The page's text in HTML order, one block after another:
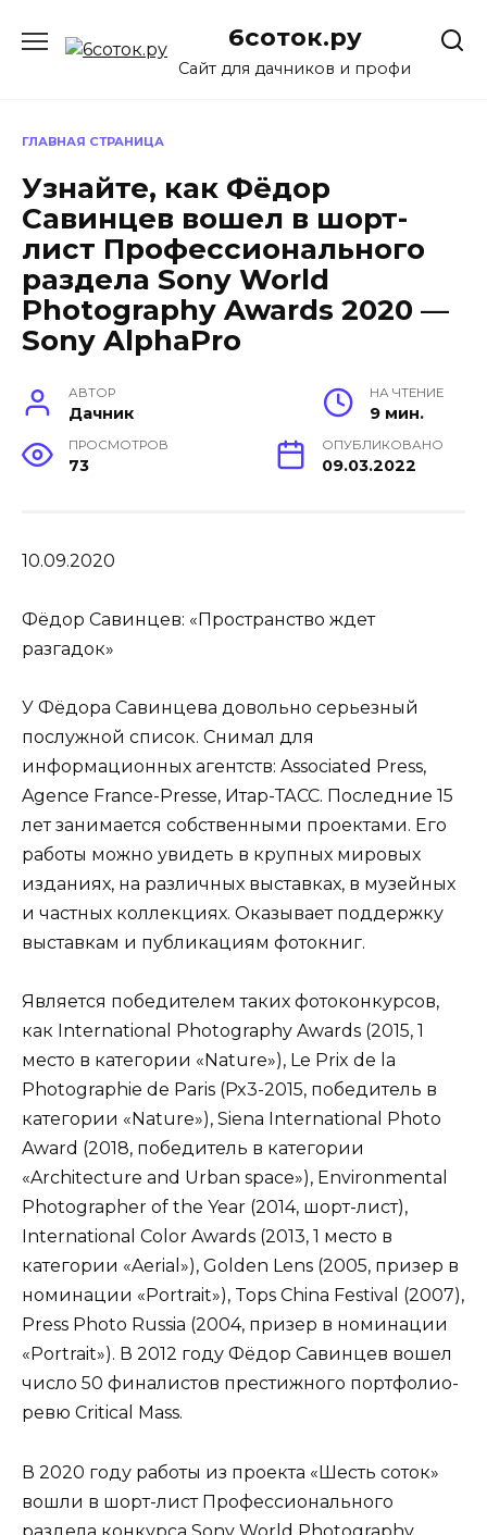
содержанию
6соток.ру
Сайт для дачников и профи
ГЛАВНАЯ СТРАНИЦА
Узнайте, как Фёдор
Савинцев вошел в шорт-
лист Профессионального
раздела Sony World
Photography Awards 2020 —
Sony AlphaPro
АВТОР
Дачник
НА ЧТЕНИЕ
9 мин.
ПРОСМОТРОВ
73
ОПУБЛИКОВАНО
09.03.2022
10.09.2020
Фёдор Савинцев: «Пространство ждет
разгадок»
У Фёдора Савинцева довольно серьезный
послужной список. Снимал для
информационных агентств: Associated Press,
Agence France-Presse, Итар-ТАСС. Последние 15
лет занимается собственными проектами. Его
работы можно увидеть в крупных мировых
изданиях, на различных выставках, в музейных
и частных коллекциях. Оказывает поддержку
выставкам и публикациям фотокниг.
Является победителем таких фотоконкурсов,
как International Photography Awards (2015, 1
место в категории «Nature»), Le Prix de la
Photographie de Paris (Px3-2015, победитель в
категории «Nature»), Siena International Photo
Award (2018, победитель в категории
«Architecture and Urban space»), Environmental
Photographer of the Year (2014, шорт-лист),
International Color Awards (2013, 1 место в
категории «Aerial»), Golden Lens (2005, призер в
номинации «Portrait»), Tops China Festival (2007),
Press Photo Russia (2004, призер в номинации
«Portrait»). В 2012 году Фёдор Савинцев вошел
число 50 финалистов престижного портфолио-
ревю Critical Mass.
В 2020 году работы из проекта «Шесть соток»
вошли в шорт-лист Профессионального
раздела конкурса Sony World Photography